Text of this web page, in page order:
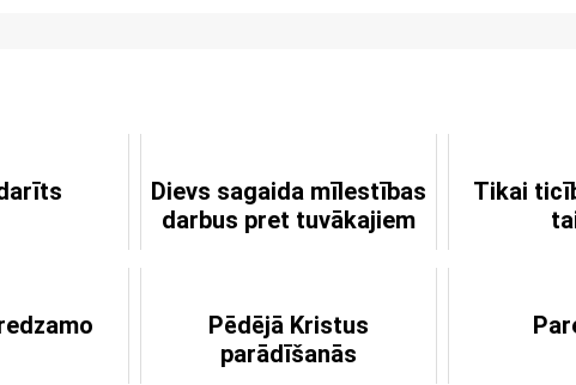
Dievs sagaida mīlestības
darbus pret tuvākajiem
Tikai
Pēdējā Kristus
parādīšanās